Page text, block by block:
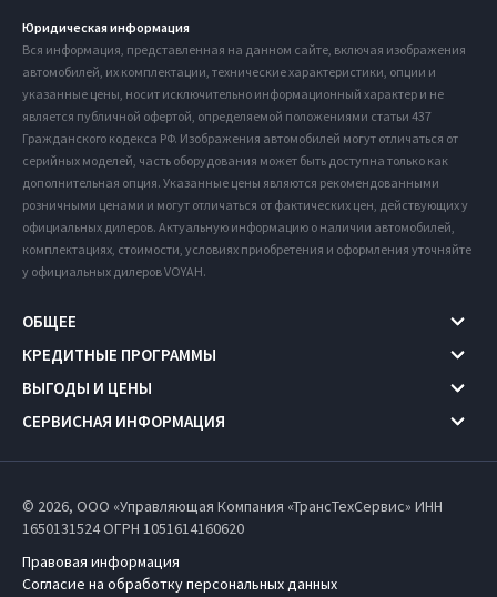
Юридическая информация
Вся информация, представленная на данном сайте, включая изображения
автомобилей, их комплектации, технические характеристики, опции и
указанные цены, носит исключительно информационный характер и не
является публичной офертой, определяемой положениями статьи 437
Гражданского кодекса РФ. Изображения автомобилей могут отличаться от
серийных моделей, часть оборудования может быть доступна только как
дополнительная опция. Указанные цены являются рекомендованными
розничными ценами и могут отличаться от фактических цен, действующих у
официальных дилеров. Актуальную информацию о наличии автомобилей,
комплектациях, стоимости, условиях приобретения и оформления уточняйте
у официальных дилеров VOYAH.
ОБЩЕЕ
КРЕДИТНЫЕ ПРОГРАММЫ
ВЫГОДЫ И ЦЕНЫ
СЕРВИСНАЯ ИНФОРМАЦИЯ
© 2026, ООО «Управляющая Компания «ТрансТехСервис» ИНН
1650131524ОГРН 1051614160620
Правовая информация
Согласие на обработку персональных данных